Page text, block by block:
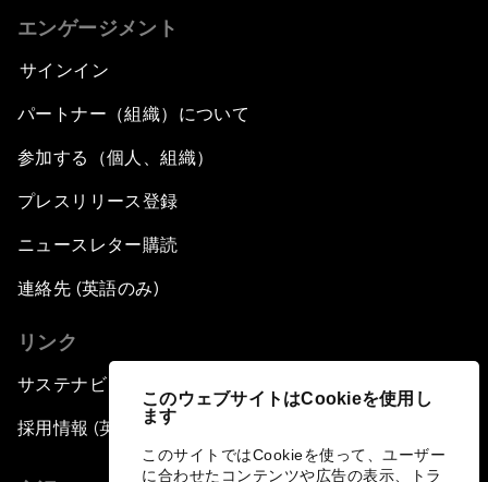
このウェブサイトはCookieを使用し
ます
このサイトではCookieを使って、ユーザー
に合わせたコンテンツや広告の表示、トラ
エンゲージメント
サインイン
パートナー（組織）について
参加する（個人、組織）
プレスリリース登録
ニュースレター購読
連絡先 (英語のみ)
リンク
サステナビリティへの取り組み
採用情報 (英語のみ)